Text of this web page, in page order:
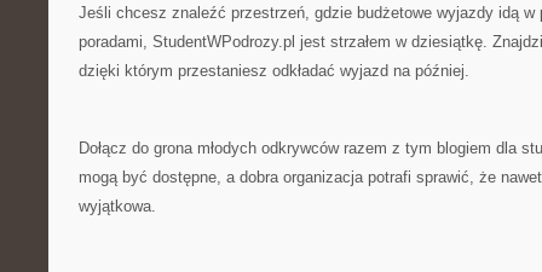
Jeśli chcesz znaleźć przestrzeń, gdzie budżetowe wyjazdy idą
poradami, StudentWPodrozy.pl jest strzałem w dziesiątkę.
dzięki którym przestaniesz odkładać wyjazd na później.
Dołącz do grona młodych odkrywców razem z tym blogiem dla
mogą być dostępne, a dobra organizacja potrafi sprawić, że
wyjątkowa.